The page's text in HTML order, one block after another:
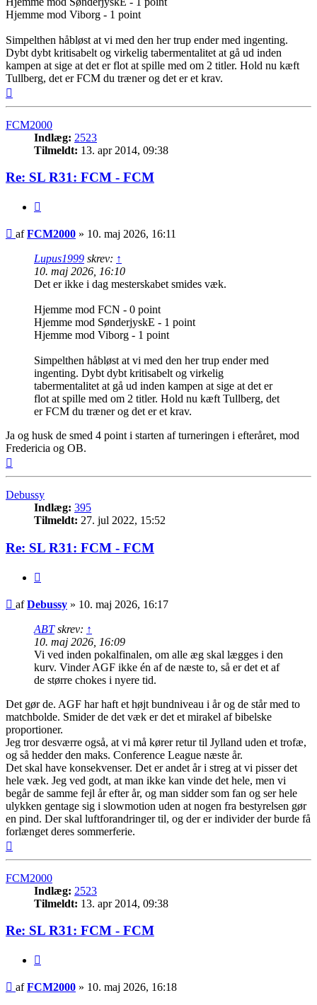
Hjemme mod Viborg - 1 point
Simpelthen håbløst at vi med den her trup ender med ingenting.
Dybt dybt kritisabelt og virkelig tabermentalitet at gå ud inden
kampen at sige at det er flot at spille med om 2 titler. Hold nu kæft
Tullberg, det er FCM du træner og det er et krav.
FCM2000
Indlæg: 2523
Tilmeldt: 13. apr 2014, 09:38
Re: SL R31: FCM - FCM
Indlæg
afFCM2000 » 10. maj 2026, 16:11
Lupus1999 skrev: ↑
10. maj 2026, 16:10
Det er ikke i dag mesterskabet smides væk.
Hjemme mod FCN - 0 point
Hjemme mod SønderjyskE - 1 point
Hjemme mod Viborg - 1 point
Simpelthen håbløst at vi med den her trup ender med
ingenting. Dybt dybt kritisabelt og virkelig
tabermentalitet at gå ud inden kampen at sige at det er
flot at spille med om 2 titler. Hold nu kæft Tullberg, det
er FCM du træner og det er et krav.
Ja og husk de smed 4 point i starten af turneringen i efteråret, mod
Fredericia og OB.
Debussy
Indlæg: 395
Tilmeldt: 27. jul 2022, 15:52
Re: SL R31: FCM - FCM
Indlæg
afDebussy » 10. maj 2026, 16:17
ABTskrev: ↑
10. maj 2026, 16:09
Vi ved inden pokalfinalen, om alle æg skal lægges i den
kurv. Vinder AGF ikke én af de næste to, så er det et af
de større chokes i nyere tid.
Det gør de. AGF har haft et højt bundniveau i år og de står med to
matchbolde. Smider de det væk er det et mirakel af bibelske
proportioner.
Jeg tror desværre også, at vi må kører retur til Jylland uden et trofæ,
og så hedder den maks. Conference League næste år.
Det skal have konsekvenser. Det er andet år i streg at vi pisser det
hele væk. Jeg ved godt, at man ikke kan vinde det hele, men vi
begår de samme fejl år efter år, og man sidder som fan og ser hele
ulykken gentage sig i slowmotion uden at nogen fra bestyrelsen gør
en pind. Der skal luftforandringer til, og der er individer der burde få
forlænget deres sommerferie.
FCM2000
Indlæg: 2523
Tilmeldt: 13. apr 2014, 09:38
Re: SL R31: FCM - FCM
Indlæg
afFCM2000 » 10. maj 2026, 16:18